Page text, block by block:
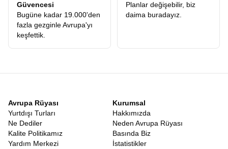
Güvencesi
Bugüne kadar 19.000'den
fazla gezginle Avrupa'yı
keşfettik.
Planlar değişebilir, biz
daima buradayız.
Avrupa Rüyası
Yurtdışı Turları
Ne Dediler
Kalite Politikamız
Yardım Merkezi
Kurumsal
Hakkımızda
Neden Avrupa Rüyası
Basında Biz
İstatistikler